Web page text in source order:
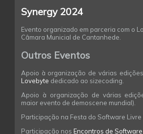
Synergy 2024
Evento organizado em parceria com o
Câmara Municial de Cantanhede.
Outros Eventos
Apoio à organização de várias
Lovebyte dedicado ao sizecoding.
Apoio à organização de várias
maior evento de demoscene mundial).
Participação na Festa do Software Livre
Participação nos Encontros de